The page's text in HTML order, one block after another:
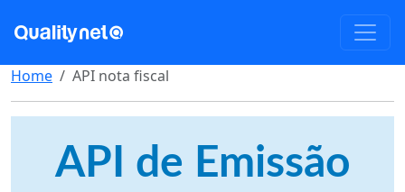
Home API nota fiscal
API de Emissão